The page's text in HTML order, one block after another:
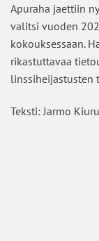
Apuraha jaettiin
valitsi vuoden
kokouksessaan.
rikastuttavaa
linssiheijastusten
Teksti: Jarmo Kiuru